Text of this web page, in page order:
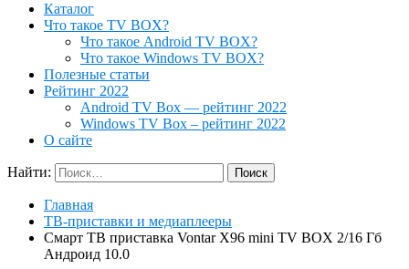
Каталог
Что такое TV BOX?
Что такое Android TV BOX?
Что такое Windows TV BOX?
Полезные статьи
Рейтинг 2022
Android TV Box — рейтинг 2022
Windows TV Box – рейтинг 2022
О сайте
Найти:
Главная
ТВ-приставки и медиаплееры
Смарт ТВ приставка Vontar X96 mini TV BOX 2/16 Гб
Андроид 10.0